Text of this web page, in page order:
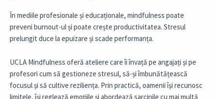
În mediile profesionale și educaționale, mindfulness poate
preveni burnout-ul și poate crește productivitatea. Stresul
prelungit duce la epuizare și scade performanța.
UCLA Mindfulness oferă ateliere care îi învață pe angajați și pe
profesori cum să gestioneze stresul, să-și îmbunătățească
focusul și să cultive reziliența. Prin practică, oamenii își recunosc
limitele, își reglează emoțiile și abordează sarcinile cu mai multă